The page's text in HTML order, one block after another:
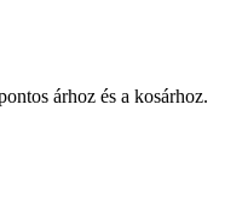
árhoz és a kosárhoz.